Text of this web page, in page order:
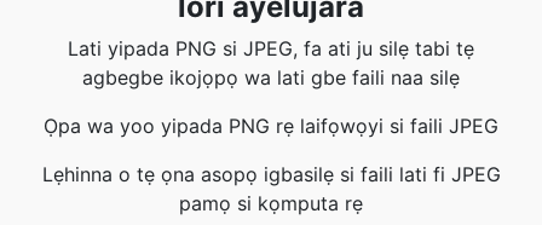
Lati yipada PNG si JPEG, fa ati ju silẹ tabi tẹ
agbegbe ikojọpọ wa lati gbe faili naa silẹ
Ọpa wa yoo yipada PNG rẹ laifọwọyi si faili JPEG
Lẹhinna o tẹ ọna asopọ igbasilẹ si faili lati fi JPEG
pamọ si kọmputa rẹ